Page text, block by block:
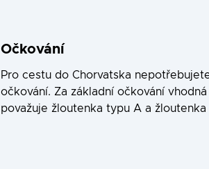
Očkování
Pro cestu do Chorvatska
očkování. Za základní očkování
považuje žloutenka typu A a žloutenka